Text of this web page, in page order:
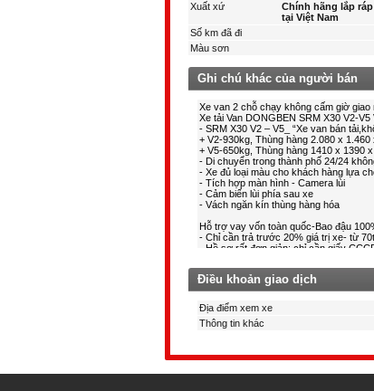
Xuất xứ
Chính hãng lắp ráp
tại Việt Nam
Số km đã đi
Màu sơn
Ghi chú khác của người bán
Điều khoản giao dịch
Địa điểm xem xe
Thông tin khác